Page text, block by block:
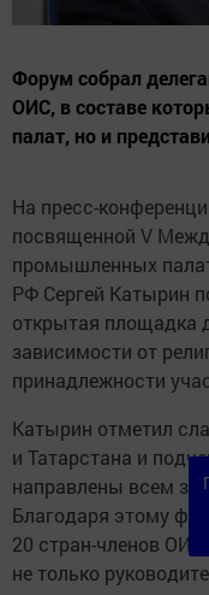
Форум собрал
ОИС, в составе
палат, но и
На пресс-
посвященной V
промышленных
РФ Сергей Катырин
открытая площадка
зависимости от
принадлежности
Катырин отметил
и Татарстана и
направлены всем
Благодаря этому
20 стран-членов
не только